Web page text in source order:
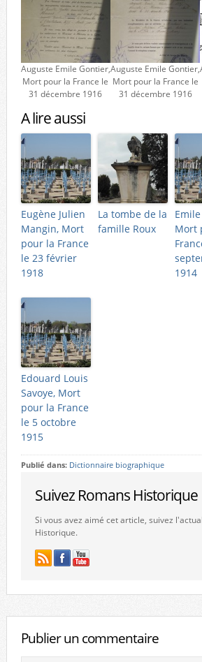
Auguste Emile Gontier,
Mort pour la France le
31 décembre 1916
Auguste Emile Gontier,
Mort pour la France le
31 décembre 1916
A lire aussi
Eugène Julien
Mangin, Mort
pour la France
le 23 février
1918
La tombe de la
famille Roux
Mort
1914
Edouard Louis
Savoye, Mort
pour la France
le 5 octobre
1915
Publié dans: Dictionnaire biographique
Suivez Romans Historique
Si vous avez aimé cet article, suivez
Historique.
Publier un commentaire